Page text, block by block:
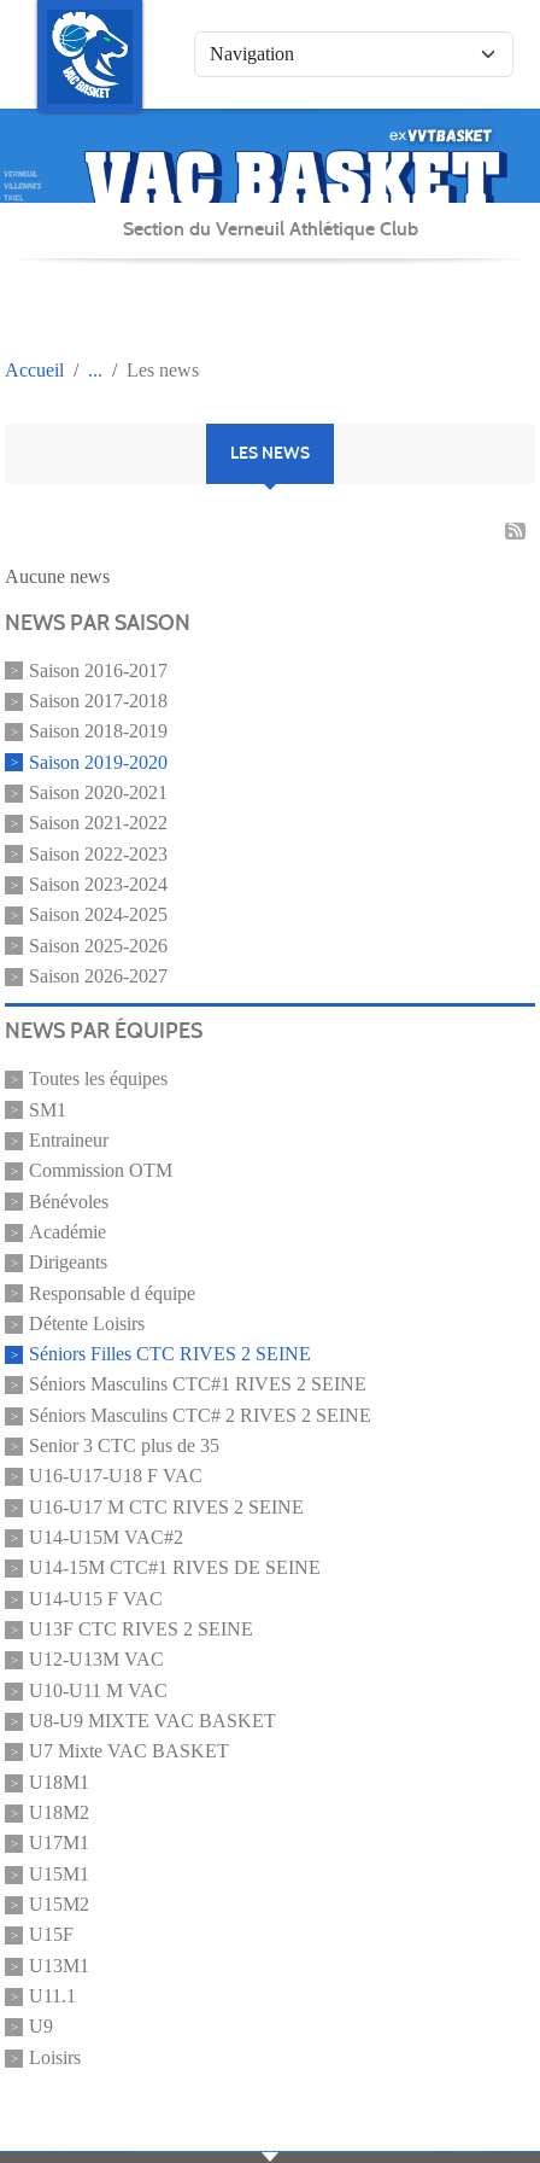
Section du Verneuil Athlétique Club
Accueil Les news
LES NEWS
Aucune news
NEWS PAR SAISON
Saison 2016-2017
Saison 2017-2018
Saison 2018-2019
Saison 2019-2020
Saison 2020-2021
Saison 2021-2022
Saison 2022-2023
Saison 2023-2024
Saison 2024-2025
Saison 2025-2026
Saison 2026-2027
NEWS PAR ÉQUIPES
Toutes les équipes
SM1
Entraineur
Commission OTM
Bénévoles
Académie
Dirigeants
Responsable d équipe
Détente Loisirs
Séniors Filles CTC RIVES 2 SEINE
Séniors Masculins CTC#1 RIVES 2 SEINE
Séniors Masculins CTC# 2 RIVES 2 SEINE
Senior 3 CTC plus de 35
U16-U17-U18 F VAC
U16-U17 M CTC RIVES 2 SEINE
U14-U15M VAC#2
U14-15M CTC#1 RIVES DE SEINE
U14-U15 F VAC
U13F CTC RIVES 2 SEINE
U12-U13M VAC
U10-U11 M VAC
U8-U9 MIXTE VAC BASKET
U7 Mixte VAC BASKET
U18M1
U18M2
U17M1
U15M1
U15M2
U15F
U13M1
U11.1
U9
Loisirs
Panneau de gestion des cookies